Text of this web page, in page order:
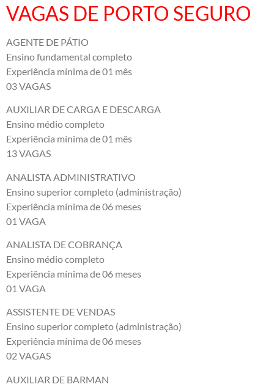
VAGAS DE PORTO SEGURO
AGENTE DE PÁTIO
Ensino fundamental completo
Experiência mínima de 01 mês
03 VAGAS
AUXILIAR DE CARGA E DESCARGA
Ensino médio completo
Experiência mínima de 01 mês
13 VAGAS
ANALISTA ADMINISTRATIVO
Ensino superior completo (administração)
Experiência mínima de 06 meses
01 VAGA
ANALISTA DE COBRANÇA
Ensino médio completo
Experiência mínima de 06 meses
01 VAGA
ASSISTENTE DE VENDAS
Ensino superior completo (administração)
Experiência mínima de 06 meses
02 VAGAS
AUXILIAR DE BARMAN